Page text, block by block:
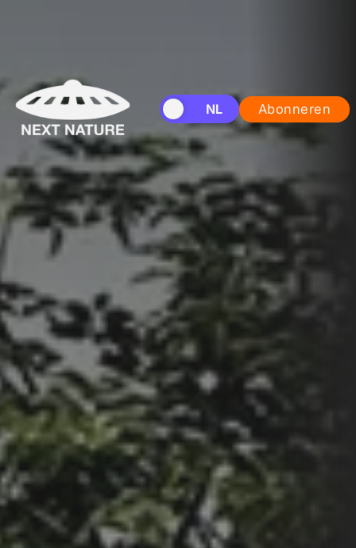
EN NL Abonneren